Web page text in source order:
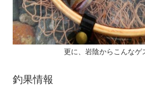
更に、岩陰からこんなゲ
釣果情報